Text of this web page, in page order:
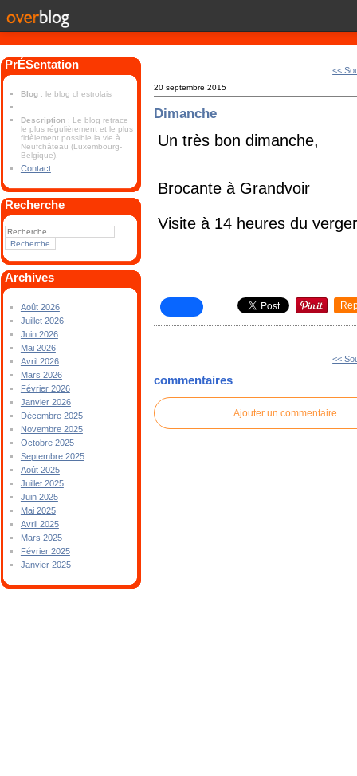
PrÉSentation
Blog : le blog chestrolais
Description : Le blog retrace
le plus régulièrement et le plus
fidèlement possible la vie à
Neufchâteau (Luxembourg-
Belgique).
Contact
Recherche
Archives
Août 2026
Juillet 2026
Juin 2026
Mai 2026
Avril 2026
Mars 2026
Février 2026
Janvier 2026
Décembre 2025
Novembre 2025
Octobre 2025
Septembre 2025
Août 2025
Juillet 2025
Juin 2025
Mai 2025
Avril 2025
Mars 2025
Février 2025
Janvier 2025
<<
20 septembre 2015
Dimanche
Un très bon dimanche,
Brocante à Grandvoir
Visite à 14 heures du
<<
commentaires
Ajouter un commentaire